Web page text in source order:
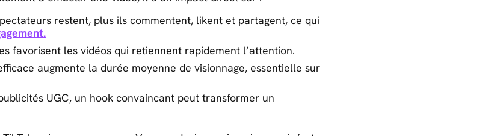
restent, plus ils commentent, likent et partagent, ce qui
favorisent les vidéos qui retiennent rapidement l’attention.
augmente la durée moyenne de visionnage, essentielle sur
UGC, un hook convaincant peut transformer un